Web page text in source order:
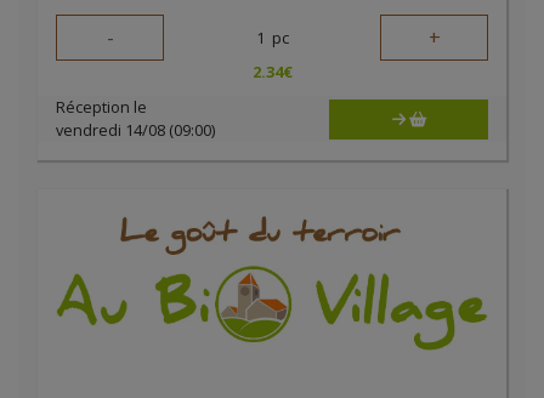
- 1 pc +
2.34€
Réception le
vendredi 14/08 (09:00)